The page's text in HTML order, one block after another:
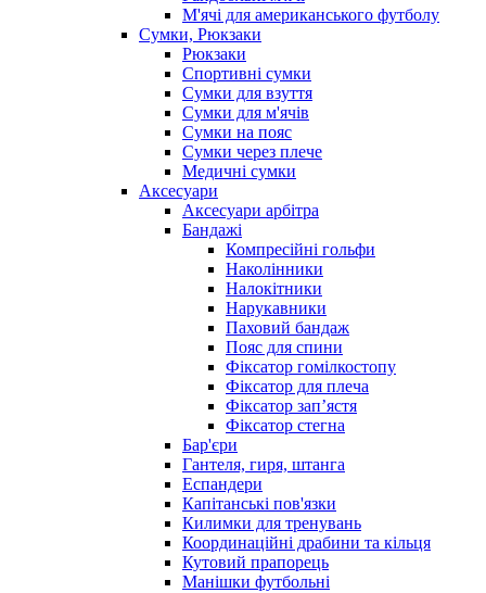
М'ячі для американського футболу
Сумки, Рюкзаки
Рюкзаки
Спортивні сумки
Сумки для взуття
Сумки для м'ячів
Сумки на пояс
Сумки через плече
Медичні сумки
Аксесуари
Аксесуари арбітра
Бандажі
Компресійні гольфи
Наколінники
Налокітники
Нарукавники
Паховий бандаж
Пояс для спини
Фіксатор гомілкостопу
Фіксатор для плеча
Фіксатор запʼястя
Фіксатор стегна
Бар'єри
Гантеля, гиря, штанга
Еспандери
Капітанські пов'язки
Килимки для тренувань
Координаційні драбини та кільця
Кутовий прапорець
Манішки футбольні